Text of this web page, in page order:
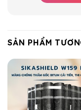
SẢN PHẨM